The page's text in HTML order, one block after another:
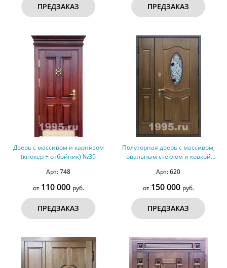
ПРЕДЗАКАЗ ПРЕДЗАКАЗ
Дверь с массивом и карнизом
(кнокер + отбойник) №39
Арт: 748
от 110 000 руб.
ПРЕДЗАКАЗ
Полуторная дверь с массивом,
овальным стеклом и ковкой
Арт: 620
от 150 000 руб.
ПРЕДЗАКАЗ